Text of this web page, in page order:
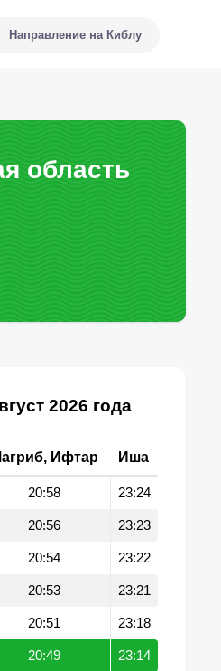
Направление на Киблу
область
2026 года
Ифтар Иша
20:58 23:24
20:56 23:23
20:54 23:22
20:53 23:21
20:51 23:18
20:49 23:14